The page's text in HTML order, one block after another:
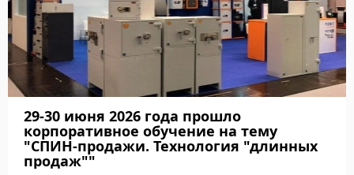
29-30 июня 2026 года прошло
корпоративное обучение на тему
"СПИН-продажи. Технология "длинных
продаж""